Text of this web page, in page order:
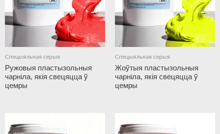
Спецыяльная серыя
Ружовыя пластызольныя
чарніла, якія свецяцца ў
цемры
Спецыяльная серыя
Жоўтыя пластызольныя
чарніла, якія свецяцца ў
цемры